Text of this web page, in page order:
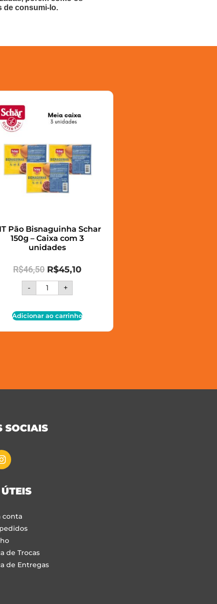
de consumi-lo.
Pão Bisnaguinha Schar
150g – Caixa com 3
unidades
R$46,50 R$45,10
- +
Adicionar ao carrinho
SOCIAIS
conta
de Trocas
de Entregas